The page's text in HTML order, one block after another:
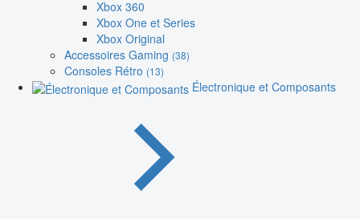
Xbox 360
Xbox One et Series
Xbox Original
Accessoires Gaming (38)
Consoles Rétro (13)
Électronique et Composants